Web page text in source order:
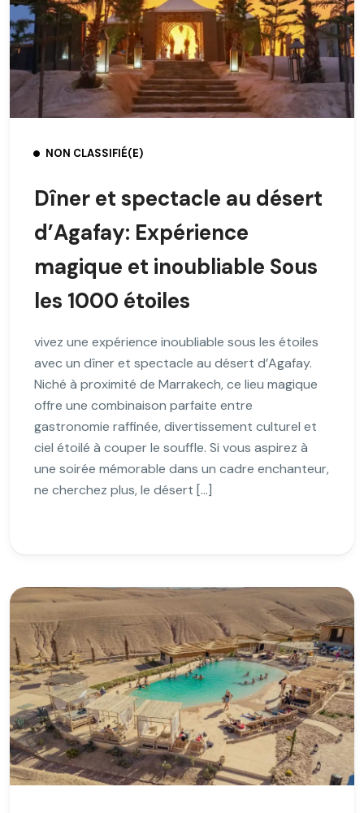
NON CLASSIFIÉ(E)
Dîner et spectacle au désert
d’Agafay: Expérience
magique et inoubliable Sous
les 1000 étoiles
vivez une expérience inoubliable sous les étoiles
avec un dîner et spectacle au désert d’Agafay.
Niché à proximité de Marrakech, ce lieu magique
offre une combinaison parfaite entre
gastronomie raffinée, divertissement culturel et
ciel étoilé à couper le souffle. Si vous aspirez à
une soirée mémorable dans un cadre enchanteur,
ne cherchez plus, le désert […]